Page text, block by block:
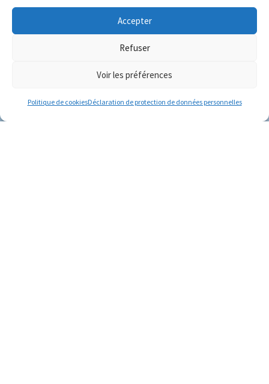
Accepter
Refuser
Voir les préférences
Politique de cookiesDéclaration de protection de données personnelles
J’adore la senteur de la mer, pure et
fraiche, qui me rappelle la mer tout au
long de l’année ! C’est des vacances à la